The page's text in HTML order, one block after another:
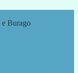
Burago